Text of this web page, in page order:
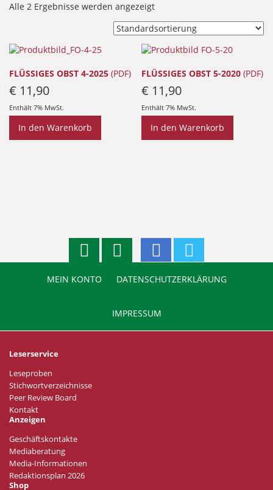
Alle 2 Ergebnisse werden angezeigt
FLÜSSIGES OBST 4-2025 (PDF)
€ 11,90
Enthält 7% MwSt.
In den Warenkorb
FLÜSSIGES OBST 5-2020 (PDF)
€ 11,90
Enthält 7% MwSt.
In den Warenkorb
MEIN KONTO DATENSCHUTZERKLÄRUNG
IMPRESSUM
Leserservice
Leseproben
Stichwortverzeichnisse
Peer Review Board
Kontakt
Anzeigen
Geschäftskontakte
Mediaberatung
Media-Informationen
Redaktionsplan 2026
Shop